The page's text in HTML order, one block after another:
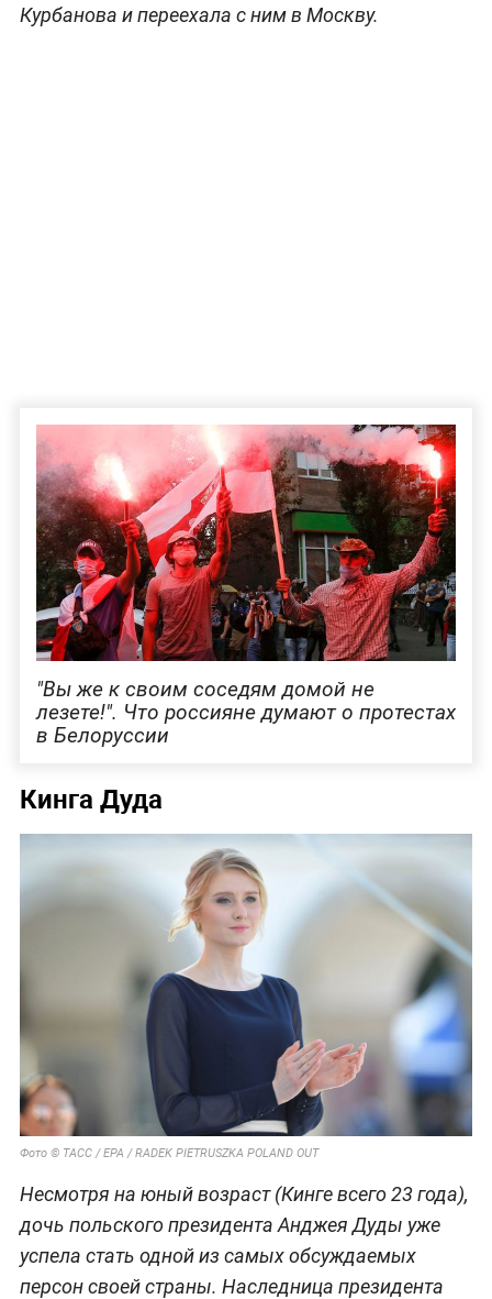
Курбанова и переехала с ним в Москву.
"Вы же к своим соседям домой не
лезете!". Что россияне думают о протестах
в Белоруссии
Кинга Дуда
Фото © ТАСС / EPA / RADEK PIETRUSZKA POLAND OUT
Несмотря на юный возраст (Кинге всего 23 года),
дочь польского президента Анджея Дуды уже
успела стать одной из самых обсуждаемых
персон своей страны. Наследница президента